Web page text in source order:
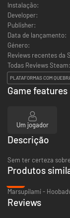
Instalação:
Developer:
Publisher:
Data de lançamento:
Género:
Reviews recentes da
Todas Reviews Steam:
PLATAFORMAS COM
Game features
Um jogador
Descrição
Sem ter certeza
Produtos
Reviews